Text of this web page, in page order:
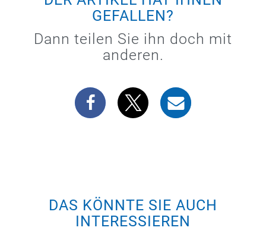
GEFALLEN?
Dann teilen Sie ihn doch mit
anderen.
DAS KÖNNTE SIE AUCH
INTERESSIEREN